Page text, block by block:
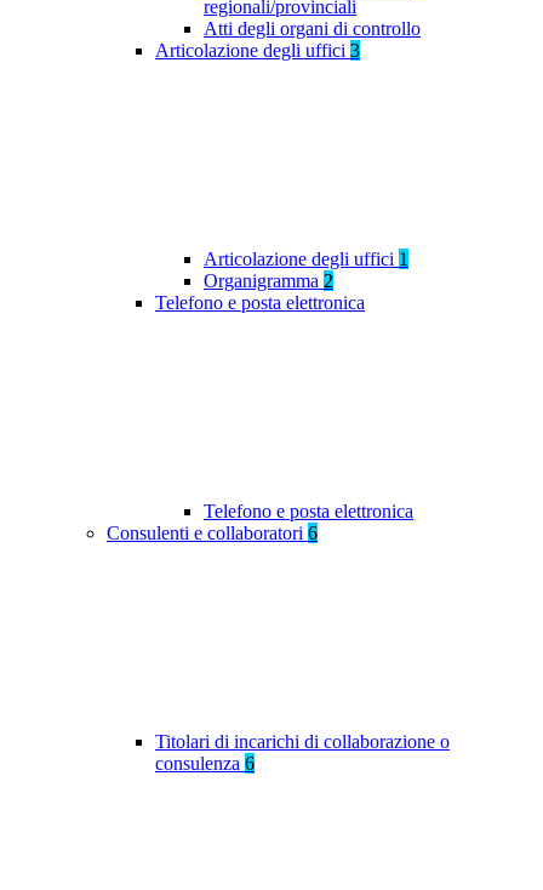
regionali/provinciali
Atti degli organi di controllo
Articolazione degli uffici 3
Articolazione degli uffici 1
Organigramma 2
Telefono e posta elettronica
Telefono e posta elettronica
Consulenti e collaboratori 6
Titolari di incarichi di collaborazione o
consulenza 6